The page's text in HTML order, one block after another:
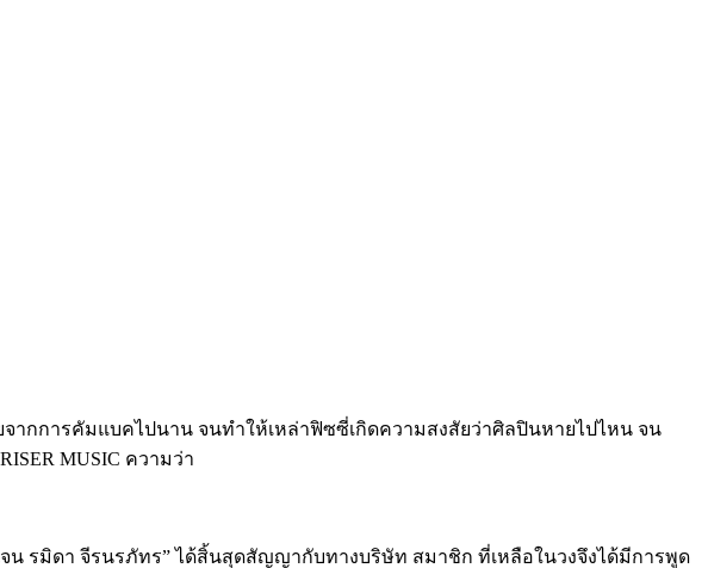
จากการคัมแบคไปนาน จนทำให้เหล่าฟิซซี่เกิดความสงสัยว่าศิลปินหายไปไหน จน
MUSIC ความว่า
จน รมิดา จีรนรภัทร” ได้สิ้นสุดสัญญากับทางบริษัท สมาชิก ที่เหลือในวงจึงได้มีการพูด